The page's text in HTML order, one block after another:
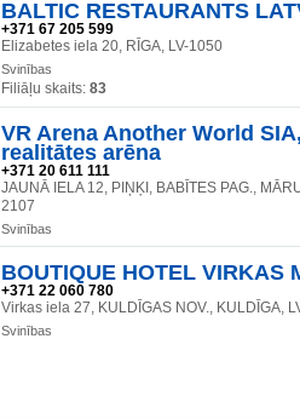
BALTIC RESTAURANTS
+371 67 205 599
Elizabetes iela 20, RĪGA, LV-1050
Svinības
Filiāļu skaits: 83
VR Arena Another World
realitātes arēna
+371 20 611 111
JAUNĀ IELA 12, PIŅĶI, BABĪTES PAG.,
2107
Svinības
BOUTIQUE HOTEL VIRKAS
+371 22 060 780
Virkas iela 27, KULDĪGAS NOV., KULDĪGA,
Svinības